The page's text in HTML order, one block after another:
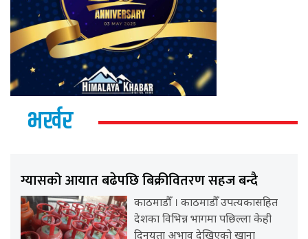
भर्खर
ग्यासको आयात बढेपछि बिक्रीवितरण सहज बन्दै
काठमाडौँ । काठमाडौँ उपत्यकासहित
देशका विभिन्न भागमा पछिल्ला केही